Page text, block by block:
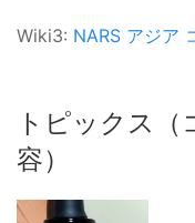
Wiki3: NARS アジア
トピックス
容）